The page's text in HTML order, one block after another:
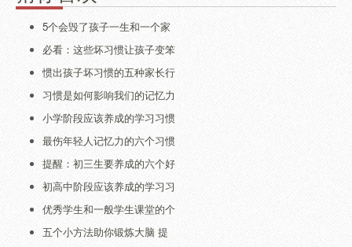
5个会毁了孩子一生和一个家
必看：这些坏习惯让孩子变笨
惯出孩子坏习惯的五种家长行
习惯是如何影响我们的记忆力
小学阶段应该养成的学习习惯
最伤年轻人记忆力的六个习惯
提醒：初三生要养成的六个好
初高中阶段应该养成的学习习
优秀学生和一般学生课堂的个
五个小方法助你锻炼大脑 提